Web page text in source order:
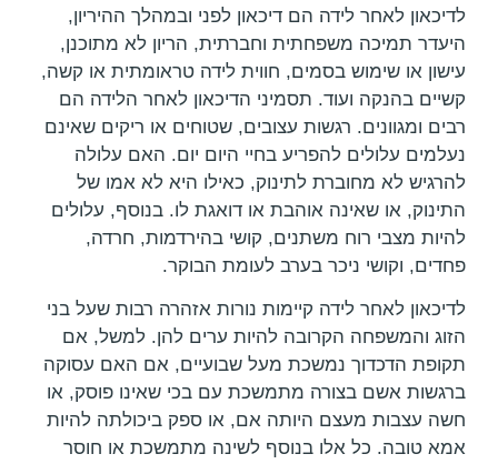
לדיכאון לאחר לידה הם דיכאון לפני ובמהלך ההיריון,
היעדר תמיכה משפחתית וחברתית, הריון לא מתוכנן,
עישון או שימוש בסמים, חווית לידה טראומתית או קשה,
קשיים בהנקה ועוד. תסמיני הדיכאון לאחר הלידה הם
רבים ומגוונים. רגשות עצובים, שטוחים או ריקים שאינם
נעלמים עלולים להפריע בחיי היום יום. האם עלולה
להרגיש לא מחוברת לתינוק, כאילו היא לא אמו של
התינוק, או שאינה אוהבת או דואגת לו. בנוסף, עלולים
להיות מצבי רוח משתנים, קושי בהירדמות, חרדה,
פחדים, וקושי ניכר בערב לעומת הבוקר.
לדיכאון לאחר לידה קיימות נורות אזהרה רבות שעל בני
הזוג והמשפחה הקרובה להיות ערים להן. למשל, אם
תקופת הדכדוך נמשכת מעל שבועיים, אם האם עסוקה
ברגשות אשם בצורה מתמשכת עם בכי שאינו פוסק, או
חשה עצבות מעצם היותה אם, או ספק ביכולתה להיות
אמא טובה. כל אלו בנוסף לשינה מתמשכת או חוסר